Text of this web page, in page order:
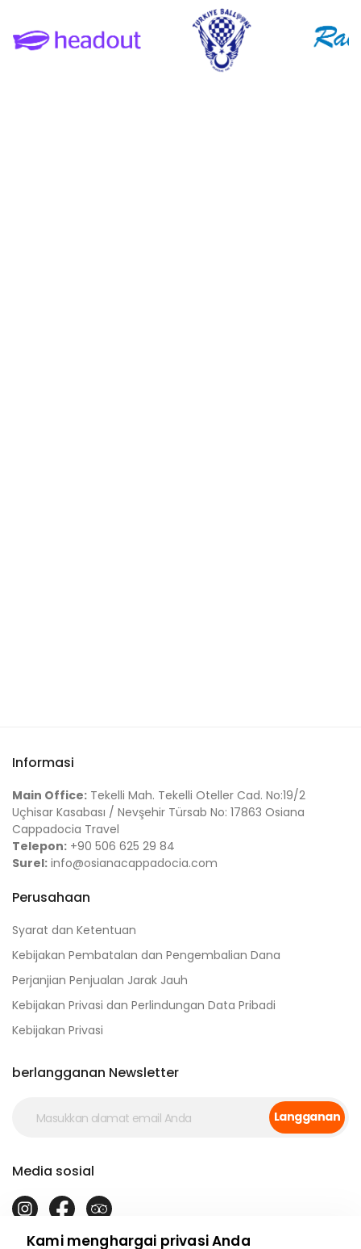
Informasi
Main Office: Tekelli Mah. Tekelli Oteller Cad. No:19/2
Uçhisar Kasabası / Nevşehir Türsab No: 17863 Osiana
Cappadocia Travel
Telepon: +90 506 625 29 84
Surel: info@osianacappadocia.com
Perusahaan
Syarat dan Ketentuan
Kebijakan Pembatalan dan Pengembalian Dana
Perjanjian Penjualan Jarak Jauh
Kebijakan Privasi dan Perlindungan Data Pribadi
Kebijakan Privasi
berlangganan Newsletter
Langganan
Media sosial
Kami menghargai privasi Anda